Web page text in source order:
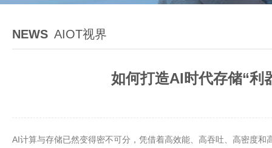
NEWS AIOT视界
如何打造AI时代存储“
AI计算与存储已然变得密不可分，凭借着高效能、高吞吐、高密度